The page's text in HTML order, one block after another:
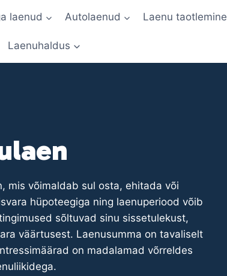
laenud Autolaenud Laenu taotlemine
Laenuhaldus
mis võimaldab sul osta, ehitada või
hüpoteegiga ning laenuperiood võib
sõltuvad sinu sissetulekust,
väärtusest. Laenusumma on tavaliselt
on madalamad võrreldes